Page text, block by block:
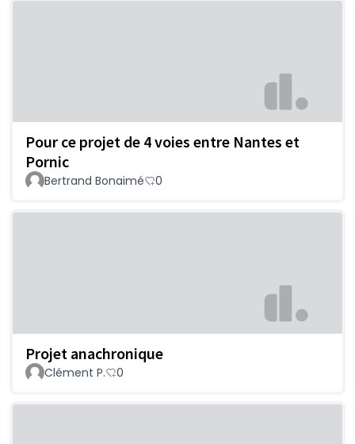
Pour ce projet de 4 voies entre Nantes et
Pornic
Bertrand Bonaimé 0
Projet anachronique
Clément P. 0